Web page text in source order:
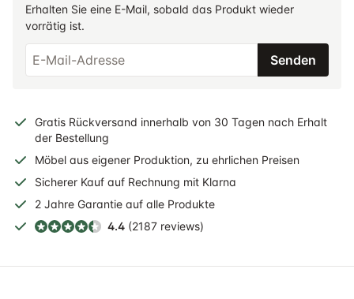
Erhalten Sie eine E-Mail, sobald das Produkt wieder
vorrätig ist.
Senden
Gratis Rückversand innerhalb von 30 Tagen nach Erhalt
der Bestellung
Möbel aus eigener Produktion, zu ehrlichen Preisen
Sicherer Kauf auf Rechnung mit Klarna
2 Jahre Garantie auf alle Produkte
4.4 (2187 reviews)